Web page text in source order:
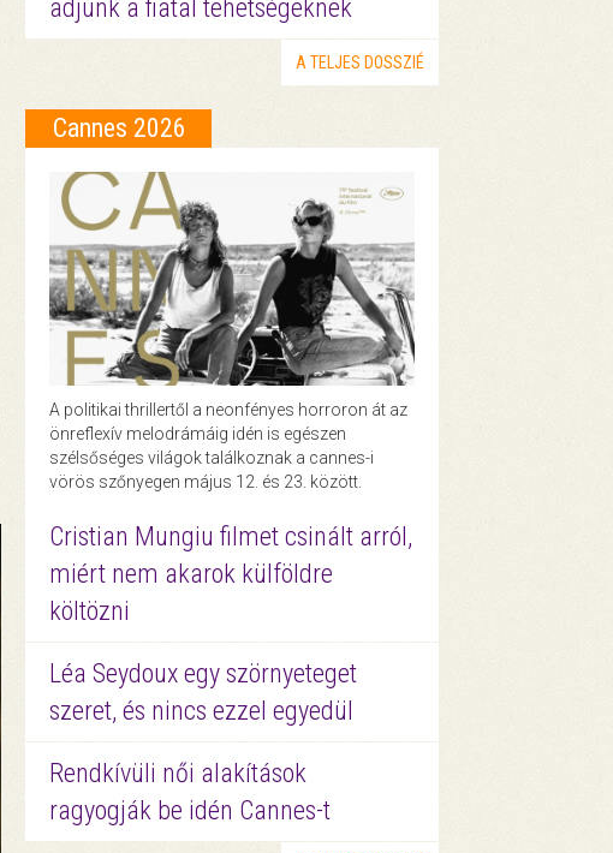
adjunk a fiatal tehetségeknek
A TELJES DOSSZIÉ
Cannes 2026
A politikai thrillertől a neonfényes horroron át az
önreflexív melodrámáig idén is egészen
szélsőséges világok találkoznak a cannes-i
vörös szőnyegen május 12. és 23. között.
Cristian Mungiu filmet csinált arról,
miért nem akarok külföldre
költözni
Léa Seydoux egy szörnyeteget
szeret, és nincs ezzel egyedül
Rendkívüli női alakítások
ragyogják be idén Cannes-t